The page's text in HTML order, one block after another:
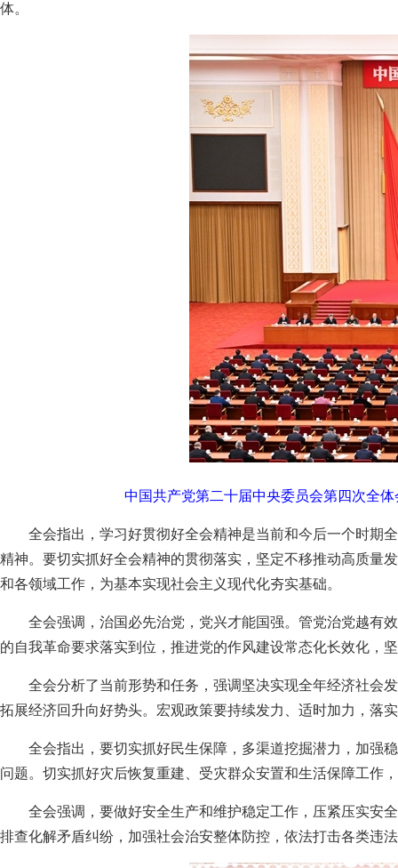
体。
中国共产党第二十届中央委员会第四次全
全会指出，学习好贯彻好全会精神是当前和今后一个时期
精神。要切实抓好全会精神的贯彻落实，坚定不移推动高质量
和各领域工作，为基本实现社会主义现代化夯实基础。
全会强调，治国必先治党，党兴才能国强。管党治党越有
的自我革命要求落实到位，推进党的作风建设常态化长效化，
全会分析了当前形势和任务，强调坚决实现全年经济社会
拓展经济回升向好势头。宏观政策要持续发力、适时加力，落
全会指出，要切实抓好民生保障，多渠道挖掘潜力，加强
问题。切实抓好灾后恢复重建、受灾群众安置和生活保障工作
全会强调，要做好安全生产和维护稳定工作，压紧压实安
排查化解矛盾纠纷，加强社会治安整体防控，依法打击各类违